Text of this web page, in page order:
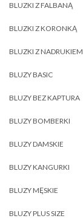
BLUZKI Z FALBANĄ
BLUZKI Z KORONKĄ
BLUZKI Z NADRUKIEM
BLUZY BASIC
BLUZY BEZ KAPTURA
BLUZY BOMBERKI
BLUZY DAMSKIE
BLUZY KANGURKI
BLUZY MĘSKIE
BLUZY PLUS SIZE